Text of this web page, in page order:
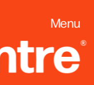
Menu